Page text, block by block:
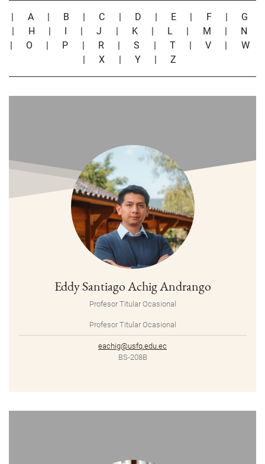
| A | B | C | D | E | F | G
| H | I |J | K | L | M | N
| O | P | R |S | T |V | W
|X | Y |Z
Eddy Santiago Achig Andrango
Profesor Titular Ocasional
Profesor Titular Ocasional
eachig@usfq.edu.ec
BS-208B